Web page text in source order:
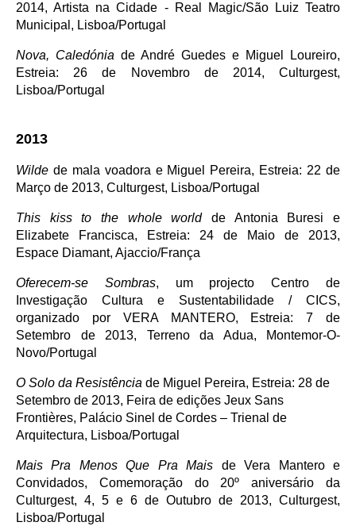
2014, Artista na Cidade - Real Magic/São Luiz Teatro
Municipal, Lisboa/Portugal
Nova, Caledónia de André Guedes e Miguel Loureiro,
Estreia: 26 de Novembro de 2014, Culturgest,
Lisboa/Portugal
2013
Wilde de mala voadora e Miguel Pereira, Estreia: 22 de
Março de 2013, Culturgest, Lisboa/Portugal
This kiss to the whole worldde Antonia Buresi e
Elizabete Francisca, Estreia: 24 de Maio de 2013,
Espace Diamant, Ajaccio/França
Oferecem-se Sombras, um projecto Centro de
Investigação Cultura e Sustentabilidade / CICS,
organizado por VERA MANTERO, Estreia: 7 de
Setembro de 2013, Terreno da Adua, Montemor-O-
Novo/Portugal
O Solo da Resistência de Miguel Pereira, Estreia: 28 de
Setembro de 2013, Feira de edições Jeux Sans
Frontières, Palácio Sinel de Cordes – Trienal de
Arquitectura, Lisboa/Portugal
Mais Pra Menos Que Pra Mais de Vera Mantero e
Convidados, Comemoração do 20º aniversário da
Culturgest, 4, 5 e 6 de Outubro de 2013, Culturgest,
Lisboa/Portugal